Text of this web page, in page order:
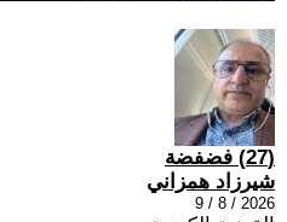
(27) فضفضة
شيرزاد همزاني
2026 / 8 / 9